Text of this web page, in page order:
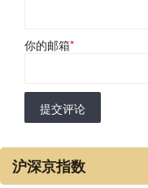
你的邮箱*
提交评论
沪深京指数